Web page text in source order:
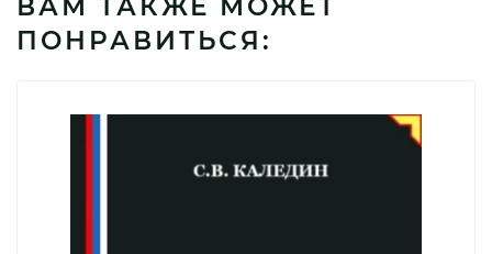
ВАМ ТАКЖЕ МОЖЕТ
ПОНРАВИТЬСЯ: